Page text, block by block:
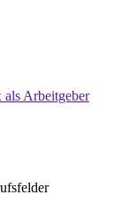
als Arbeitgeber